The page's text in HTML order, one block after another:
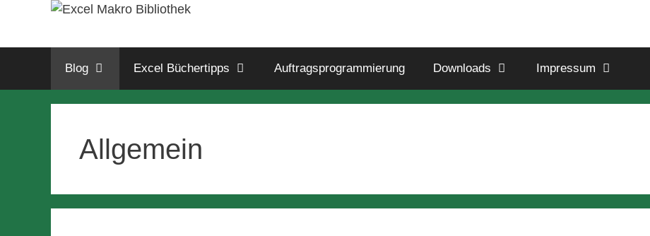
Blog Excel Büchertipps Auftragsprogrammierung Downloads Impressum
Allgemein